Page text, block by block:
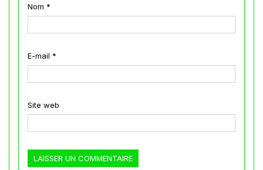
Nom *
E-mail *
Site web